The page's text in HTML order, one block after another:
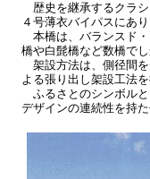
歴史を継承するクラ
４号薄衣バイパスにあ
本橋は、バランスド
橋や白髭橋など数橋で
架設方法は、側径間
よる張り出し架設工法
ふるさとのシンボル
デザインの連続性を持